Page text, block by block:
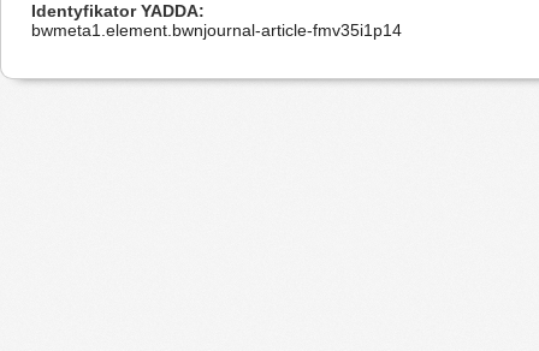
Identyfikator YADDA
bwmeta1.element.bwnjournal-article-fmv35i1p14